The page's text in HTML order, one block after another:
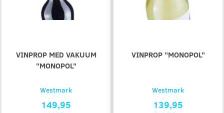
VINPROP MED VAKUUM
"MONOPOL"
Westmark
149,95
VINPROP "MONOPOL"
Westmark
139,95